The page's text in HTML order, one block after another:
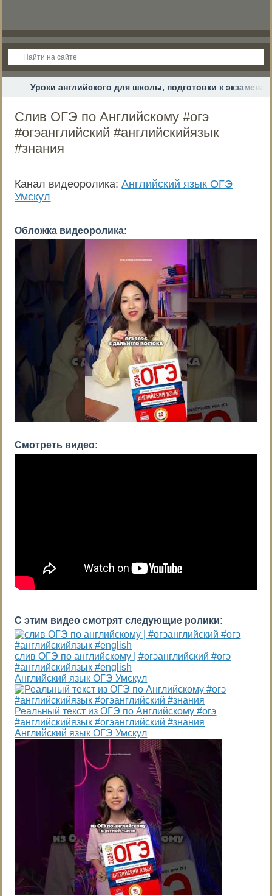
Уроки английского для школы, подготовки к
Слив ОГЭ по Английскому #огэ
#огэанглийский #английскийязык
#знания
Канал видеоролика:Английский язык ОГЭ
Умскул
Обложка видеоролика:
Смотреть видео:
С этим видео смотрят следующие ролики:
слив ОГЭ по английскому | #огэанглийский #огэ
#английскийязык #english
Английский язык ОГЭ Умскул
Реальный текст из ОГЭ по Английскому #огэ
#английскийязык #огэанглийский #знания
Английский язык ОГЭ Умскул